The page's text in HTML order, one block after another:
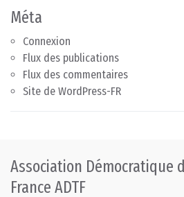
Méta
Connexion
Flux des publications
Flux des commentaires
Site de WordPress-FR
Association Démocratique
France ADTF